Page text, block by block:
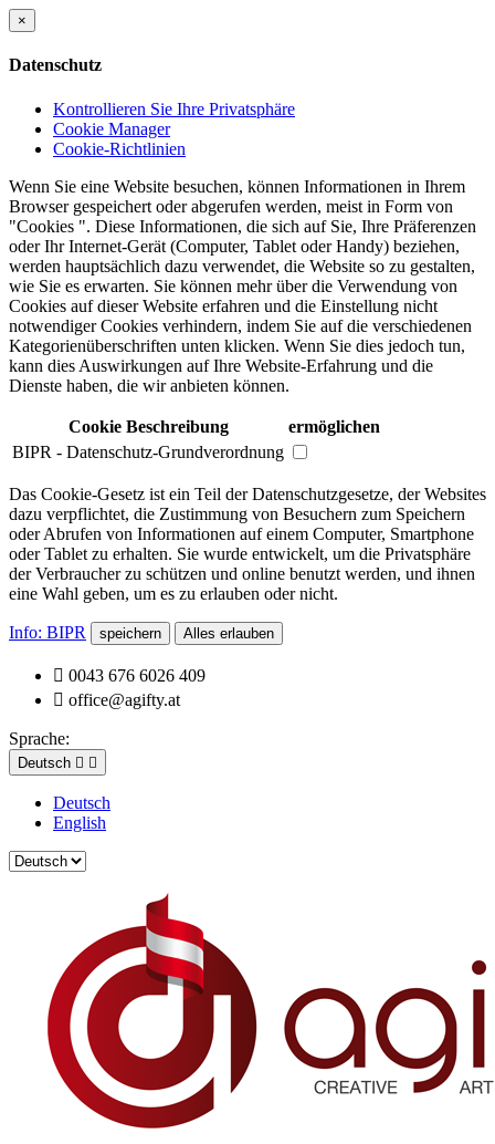
×
Datenschutz
Kontrollieren Sie Ihre Privatsphäre
Cookie Manager
Cookie-Richtlinien
Wenn Sie eine Website besuchen, können Informationen in Ihrem
Browser gespeichert oder abgerufen werden, meist in Form von
"Cookies ". Diese Informationen, die sich auf Sie, Ihre Präferenzen
oder Ihr Internet-Gerät (Computer, Tablet oder Handy) beziehen,
werden hauptsächlich dazu verwendet, die Website so zu gestalten,
wie Sie es erwarten. Sie können mehr über die Verwendung von
Cookies auf dieser Website erfahren und die Einstellung nicht
notwendiger Cookies verhindern, indem Sie auf die verschiedenen
Kategorienüberschriften unten klicken. Wenn Sie dies jedoch tun,
kann dies Auswirkungen auf Ihre Website-Erfahrung und die
Dienste haben, die wir anbieten können.
Cookie Beschreibung
ermöglichen
BIPR - Datenschutz-Grundverordnung
Das Cookie-Gesetz ist ein Teil der Datenschutzgesetze, der Websites
dazu verpflichtet, die Zustimmung von Besuchern zum Speichern
oder Abrufen von Informationen auf einem Computer, Smartphone
oder Tablet zu erhalten. Sie wurde entwickelt, um die Privatsphäre
der Verbraucher zu schützen und online benutzt werden, und ihnen
eine Wahl geben, um es zu erlauben oder nicht.
Info: BIPR speichern Alles erlauben
 0043 676 6026 409
 office@agifty.at
Sprache:
Deutsch  
Deutsch
English